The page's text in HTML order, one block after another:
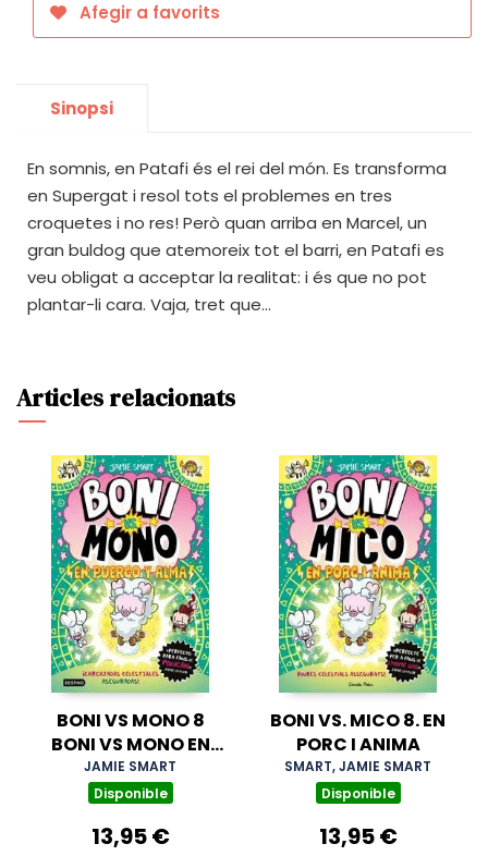
Afegir a favorits
Sinopsi
En somnis, en Patafi és el rei del món. Es transforma
en Supergat i resol tots el problemes en tres
croquetes i no res! Però quan arriba en Marcel, un
gran buldog que atemoreix tot el barri, en Patafi es
veu obligat a acceptar la realitat: i és que no pot
plantar-li cara. Vaja, tret que...
Articles relacionats
BONI VS MONO 8
BONI VS MONO EN
PUERCO Y ALMA
JAMIE SMART
Disponible
13,95 €
BONI VS. MICO 8. EN
PORC I ANIMA
SMART, JAMIE SMART
Disponible
13,95 €